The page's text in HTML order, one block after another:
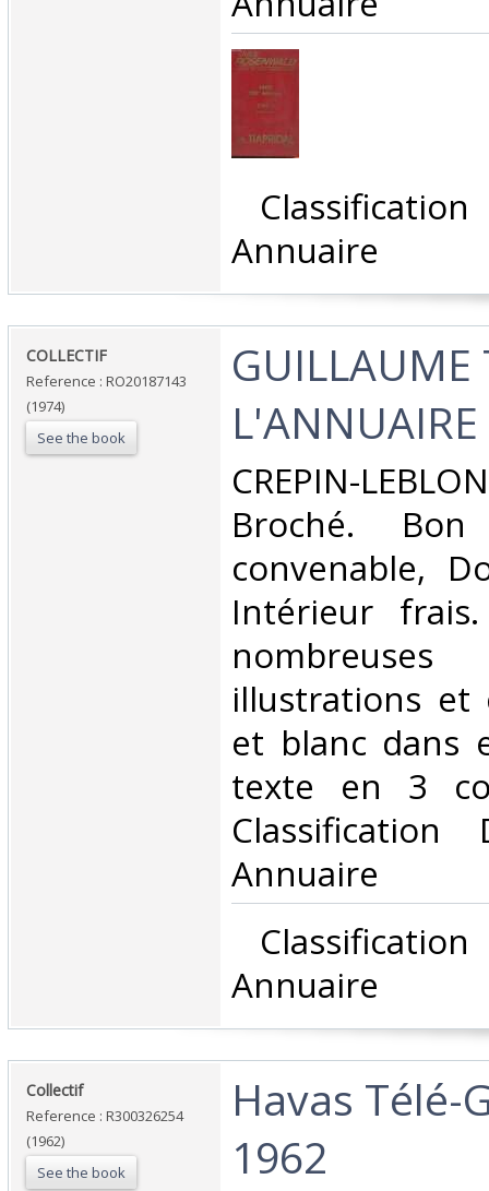
Annuaire‎
‎COLLECTIF‎
Reference : RO20187143
(1974)
See the book
‎GUILLAUME
L'ANNUAIRE
‎CREPIN-
Broché.
convenable,
Intérieur
illustrations et
et blanc dans
texte en 3
Annuaire‎
Annuaire‎
‎Collectif‎
Reference : R300326254
(1962)
See the book
‎Havas Télé-
1962‎